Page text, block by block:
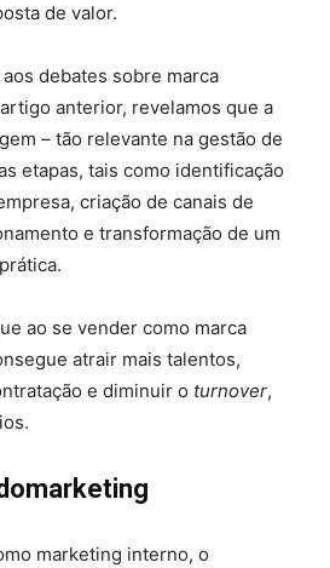
de valor.
debates sobre marca
anterior, revelamos que a
– tão relevante na gestão de
etapas, tais como identificação
criação de canais de
e transformação de um
ao se vender como marca
atrair mais talentos,
e diminuir o turnover,
marketing interno, o